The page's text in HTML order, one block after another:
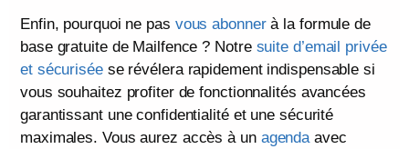
Enfin, pourquoi ne pas vous abonnerà la formule de
base gratuite de Mailfence ? Notre suite d’email privée
et sécuriséese révélera rapidement indispensable si
vous souhaitez profiter de fonctionnalités avancées
garantissant une confidentialité et une sécurité
maximales. Vous aurez accès à un agenda avec